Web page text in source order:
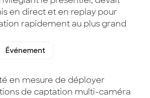
en direct et en replay pour
rapidement au plus grand
Événement
en mesure de déployer
de captation multi-caméra